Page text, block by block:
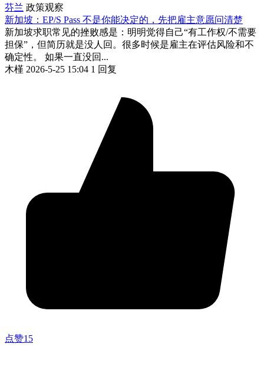
芬兰 政策观察
新加坡：EP/S Pass 不是你能决定的，先把雇主意愿问清楚
新加坡求职常见的挫败感是：明明觉得自己“有工作权/不需要
担保”，但简历就是没人回。很多时候是雇主在评估风险和不
确定性。 如果一直没回...
木槿 2026-5-25 15:04 1 回复
点赞15